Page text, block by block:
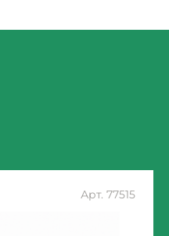
Арт. 77515